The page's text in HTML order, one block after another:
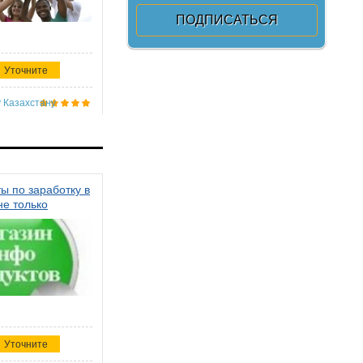
Уточните
Казахстану
по заработку в
только
Уточните